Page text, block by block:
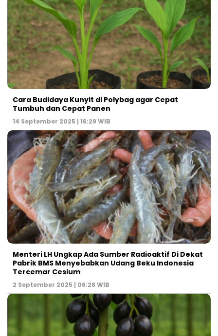
Cara Budidaya Kunyit di Polybag agar Cepat
Tumbuh dan Cepat Panen
14 September 2025 | 16:29 WIB
Menteri LH Ungkap Ada Sumber Radioaktif Di Dekat
Pabrik BMS Menyebabkan Udang Beku Indonesia
Tercemar Cesium
2 September 2025 | 06:28 WIB